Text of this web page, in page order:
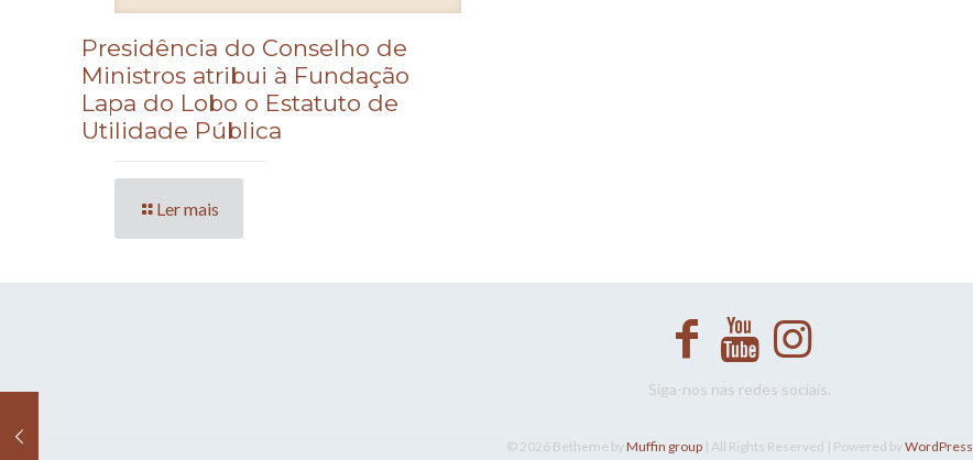
Presidência do Conselho de
Ministros atribui à Fundação
Lapa do Lobo o Estatuto de
Utilidade Pública
Ler mais
Siga-nos nas redes sociais.
© 2026 Betheme byMuffin group | All Rights Reserved | Powered byWordPress